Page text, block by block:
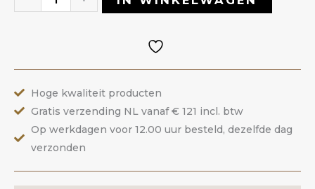
Hoge kwaliteit producten
Gratis verzending NL vanaf € 121 incl. btw
Op werkdagen voor 12.00 uur besteld, dezelfde dag
verzonden